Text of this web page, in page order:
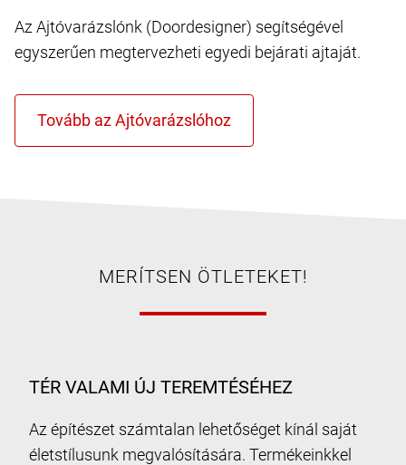
Az Ajtóvarázslónk (Doordesigner) segítségével
egyszerűen megtervezheti egyedi bejárati ajtaját.
MERÍTSEN ÖTLETEKET!
TÉR VALAMI ÚJ TEREMTÉSÉHEZ
Az építészet számtalan lehetőséget kínál saját
életstílusunk megvalósítására. Termékeinkkel